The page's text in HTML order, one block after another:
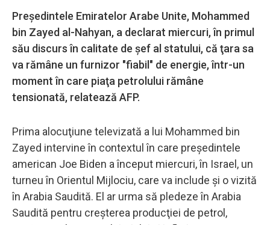
Preşedintele Emiratelor Arabe Unite, Mohammed
bin Zayed al-Nahyan, a declarat miercuri, în primul
său discurs în calitate de şef al statului, că ţara sa
va rămâne un furnizor "fiabil" de energie, într-un
moment în care piaţa petrolului rămâne
tensionată, relatează AFP.
Prima alocuţiune televizată a lui Mohammed bin
Zayed intervine în contextul în care preşedintele
american Joe Biden a început miercuri, în Israel, un
turneu în Orientul Mijlociu, care va include şi o vizită
în Arabia Saudită. El ar urma să pledeze în Arabia
Saudită pentru creşterea producţiei de petrol,